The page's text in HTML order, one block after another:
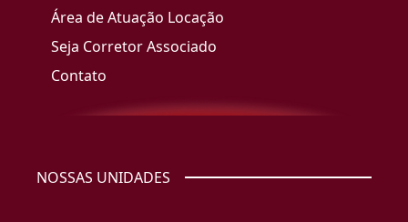
Área de Atuação Locação
Seja Corretor Associado
Contato
NOSSAS UNIDADES